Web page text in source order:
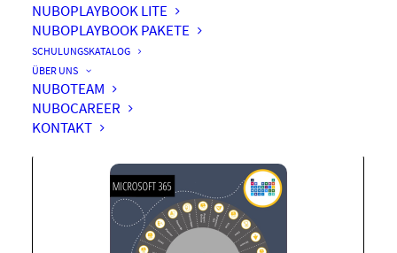
NUBOPLAYBOOK LITE
NUBOPLAYBOOK PAKETE
SCHULUNGSKATALOG
ÜBER UNS
NUBOTEAM
NUBOCAREER
KONTAKT
Mini Updates in Microsoft
365